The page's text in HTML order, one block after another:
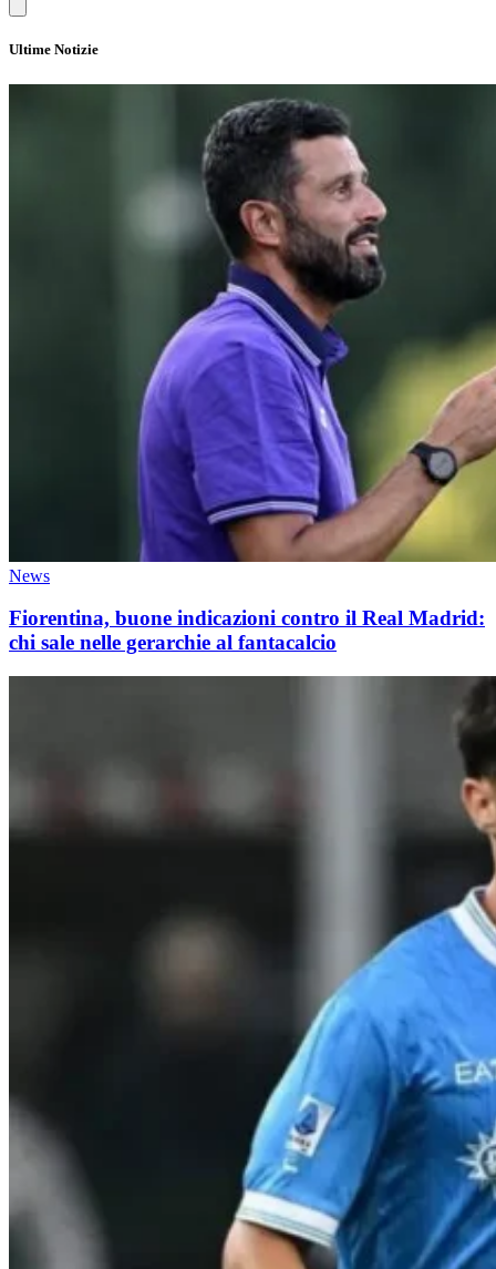
Ultime Notizie
News
Fiorentina, buone indicazioni contro il Real Madrid:
chi sale nelle gerarchie al fantacalcio